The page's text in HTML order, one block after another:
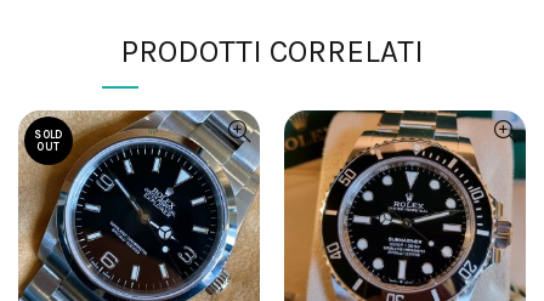
PRODOTTI CORRELATI
SOLD
OUT